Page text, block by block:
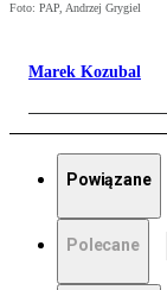
Foto: PAP, Andrzej Grygiel
Marek Kozubal
Powiązane
Polecane